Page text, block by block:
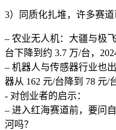
3）同质化扎堆，许多赛
– 农业无人机：大疆与极
台下降到约 3.7 万/台，
– 机器人与传感器行业也
器从 162 元/台降到 78 元/
- 对创业者的启示：
– 进入红海赛道前，要问
河吗？